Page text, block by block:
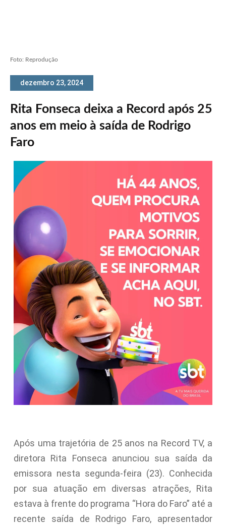
Foto: Reprodução
dezembro 23, 2024
Rita Fonseca deixa a Record após 25
anos em meio à saída de Rodrigo
Faro
Após uma trajetória de 25 anos na Record TV, a
diretora Rita Fonseca anunciou sua saída da
emissora nesta segunda-feira (23). Conhecida
por sua atuação em diversas atrações, Rita
estava à frente do programa “Hora do Faro” até a
recente saída de Rodrigo Faro, apresentador